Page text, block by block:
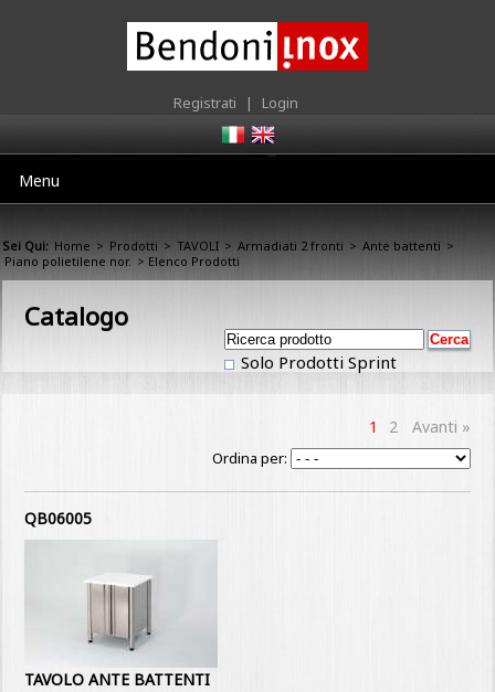
Registrati | Login
Menu
Sei Qui: Home > Prodotti > TAVOLI > Armadiati 2 fronti > Ante battenti >
Piano polietilene nor. > Elenco Prodotti
Catalogo
Solo Prodotti Sprint
1 2 Avanti »
Ordina per:
QB06005
TAVOLO ANTE BATTENTI